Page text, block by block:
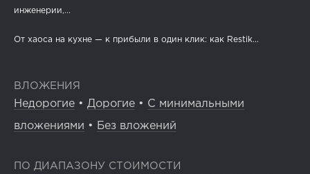
инженерии,...
От хаоса на кухне — к прибыли в один клик: как Restik...
ВЛОЖЕНИЯ
Недорогие • Дорогие • С минимальными
вложениями • Без вложений
ПО ДИАПАЗОНУ СТОИМОСТИ